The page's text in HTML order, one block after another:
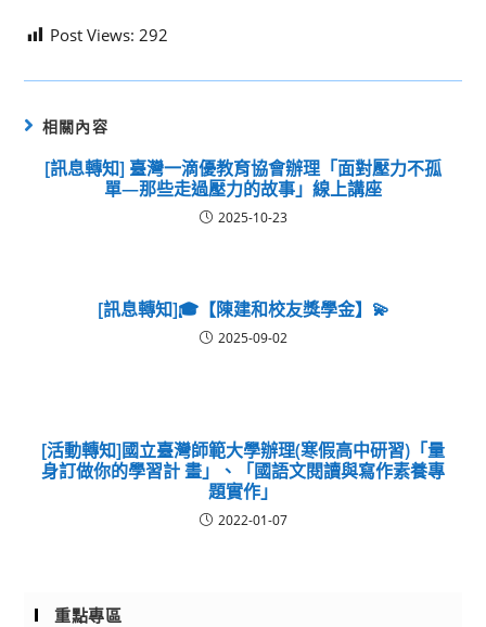
Post Views: 292
相關內容
[訊息轉知] 臺灣一滴優教育協會辦理「面對壓力不孤
單—那些走過壓力的故事」線上講座
2025-10-23
[訊息轉知]🎓【陳建和校友獎學金】💫
2025-09-02
[活動轉知]國立臺灣師範大學辦理(寒假高中研習)「量
身訂做你的學習計 畫」、「國語文閱讀與寫作素養專
題實作」
2022-01-07
重點專區